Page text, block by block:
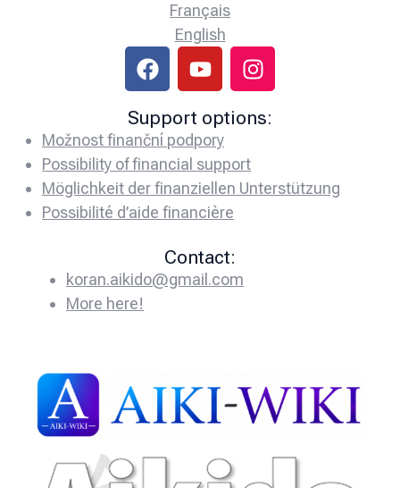
Français
English
Support options:
Možnost finanční podpory
Possibility of financial support
Möglichkeit der finanziellen Unterstützung
Possibilité d’aide financière
Contact:
koran.aikido@gmail.com
More here!